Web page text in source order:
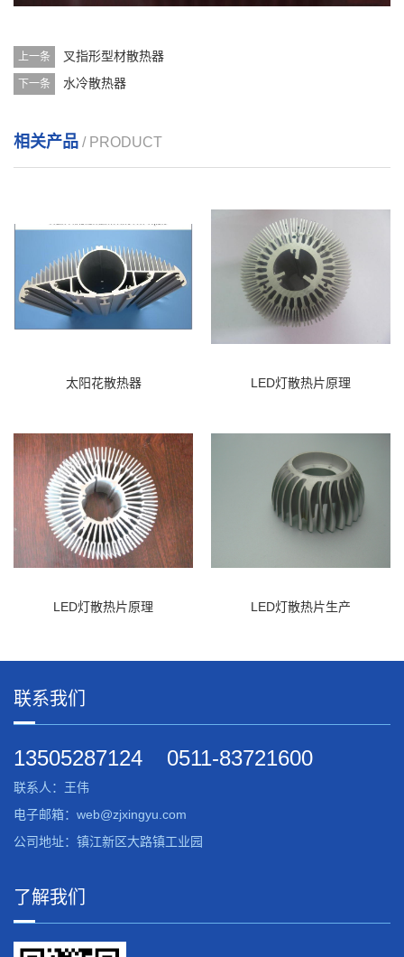
上一条 叉指形型材散热器
下一条 水冷散热器
相关产品 / PRODUCT
太阳花散热器 LED灯散热片原理
LED灯散热片原理 LED灯散热片生产
联系我们
13505287124 0511-83721600
联系人：王伟
电子邮箱：web@zjxingyu.com
公司地址：镇江新区大路镇工业园
了解我们